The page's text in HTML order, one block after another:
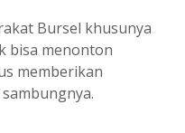
Bursel khusunya
bisa menonton
memberikan